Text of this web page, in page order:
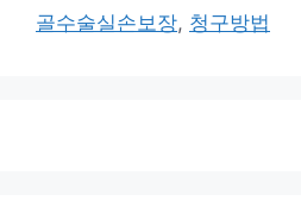
골수술실손보장, 청구방법